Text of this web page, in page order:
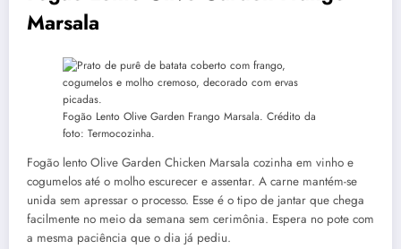
Marsala
Fogão Lento Olive Garden Frango Marsala. Crédito da
foto: Termocozinha.
Fogão lento Olive Garden Chicken Marsala cozinha em vinho e
cogumelos até o molho escurecer e assentar. A carne mantém-se
unida sem apressar o processo. Esse é o tipo de jantar que chega
facilmente no meio da semana sem cerimônia. Espera no pote com
a mesma paciência que o dia já pediu.